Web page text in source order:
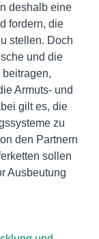
deshalb eine
fordern, die
stellen. Doch
und die
Armuts- und
gilt es, die
zu
den Partnern
sollen
Ausbeutung